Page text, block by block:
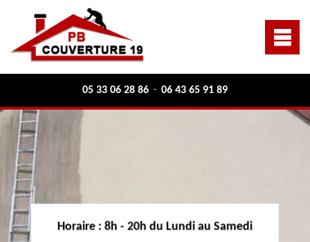
05 33 06 28 86 - 06 43 65 91 89
Horaire : 8h - 20h du Lundi au Samedi